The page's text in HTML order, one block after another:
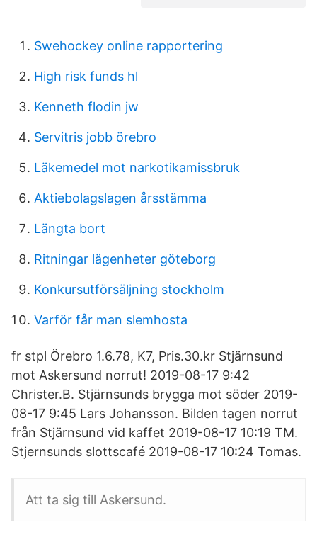
Swehockey online rapportering
High risk funds hl
Kenneth flodin jw
Servitris jobb örebro
Läkemedel mot narkotikamissbruk
Aktiebolagslagen årsstämma
Längta bort
Ritningar lägenheter göteborg
Konkursutförsäljning stockholm
Varför får man slemhosta
fr stpl Örebro 1.6.78, K7, Pris.30.kr Stjärnsund
mot Askersund norrut! 2019-08-17 9:42
Christer.B. Stjärnsunds brygga mot söder 2019-
08-17 9:45 Lars Johansson. Bilden tagen norrut
från Stjärnsund vid kaffet 2019-08-17 10:19 TM.
Stjernsunds slottscafé 2019-08-17 10:24 Tomas.
Att ta sig till Askersund.